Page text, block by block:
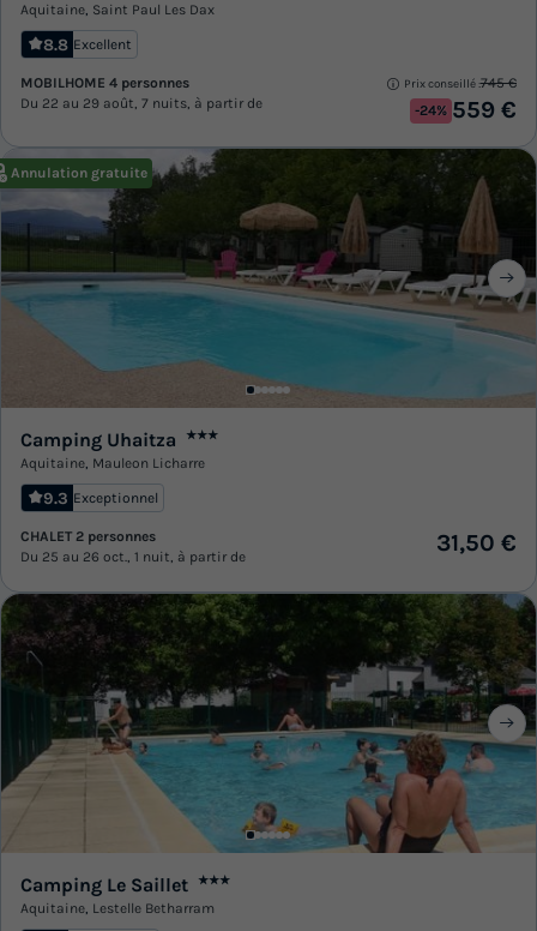
Aquitaine, Saint Paul Les Dax
8.8 Excellent
MOBILHOME 4 personnes
Du 22 au 29 août, 7 nuits, à partir de
Prix conseillé :745 €
-24% 559 €
Annulation gratuite
Camping Uhaitza ★★★
Aquitaine, Mauleon Licharre
9.3 Exceptionnel
CHALET 2 personnes
Du 25 au 26 oct., 1 nuit, à partir de
31,50 €
Camping Le Saillet ★★★
Aquitaine, Lestelle Betharram